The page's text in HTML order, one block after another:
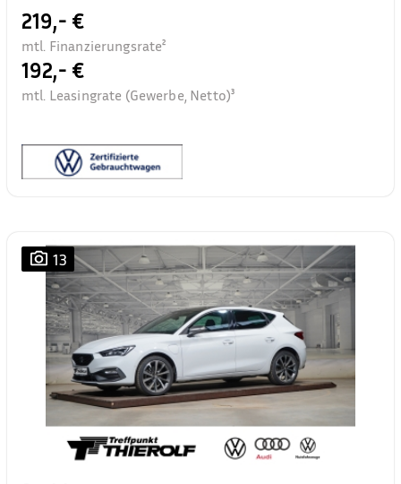
219,- €
mtl. Finanzierungsrate²
192,- €
mtl. Leasingrate (Gewerbe, Netto)³
13